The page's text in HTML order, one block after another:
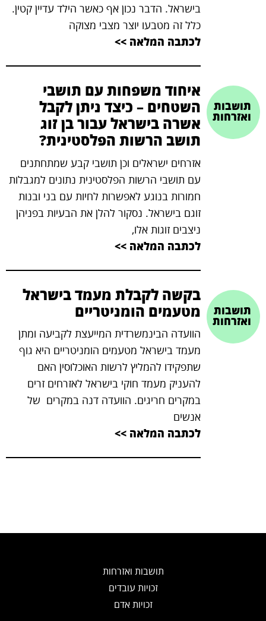
בישראל. הדבר נכון אף כאשר הילד עדיין קטין.
כלל זה מטבעו יוצר מצבי מצוקה
לכתבה המלאה >>
איחוד משפחות עם תושבי
השטחים – כיצד ניתן לקבל
אשרה בישראל עבור בן זוג
תושב הרשות הפלסטינית?
אזרחים ישראלים וכן תושבי קבע שמתחתנים
עם תושבי הרשות הפלסטינית נתונים למגבלות
חמורות בנוגע לאפשרות לחיות עם בני ובנות
זוגם בישראל. נסקור להלן את הבעיות בפניהן
ניצבים זוגות אלו,
לכתבה המלאה >>
תושבות
ואזרחות
בקשה לקבלת מעמד בישראל
מטעמים הומניטריים
הוועדה הבינמשרדית המייעצת לקביעה ומתן
מעמד בישראל מטעמים הומניטריים היא גוף
שתפקידו להמליץ לרשות האוכלוסין האם
להעניק מעמד חוקי בישראל לאזרחים זרים
במקרים חריגים. הוועדה דנה במקרים של
אנשים
לכתבה המלאה >>
תושבות
ואזרחות
תושבות ואזרחות
זכויות עובדים
זכויות אדם